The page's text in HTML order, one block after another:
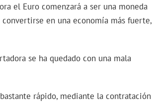
el Euro comenzará a ser una moneda
en una economía más fuerte,
se ha quedado con una mala
rápido, mediante la contratación